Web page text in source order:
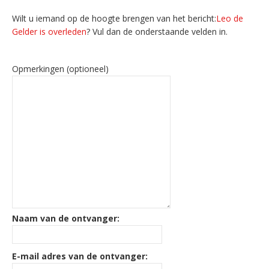
Wilt u iemand op de hoogte brengen van het bericht:Leo de
Gelder is overleden? Vul dan de onderstaande velden in.
Opmerkingen (optioneel)
Naam van de ontvanger:
E-mail adres van de ontvanger: